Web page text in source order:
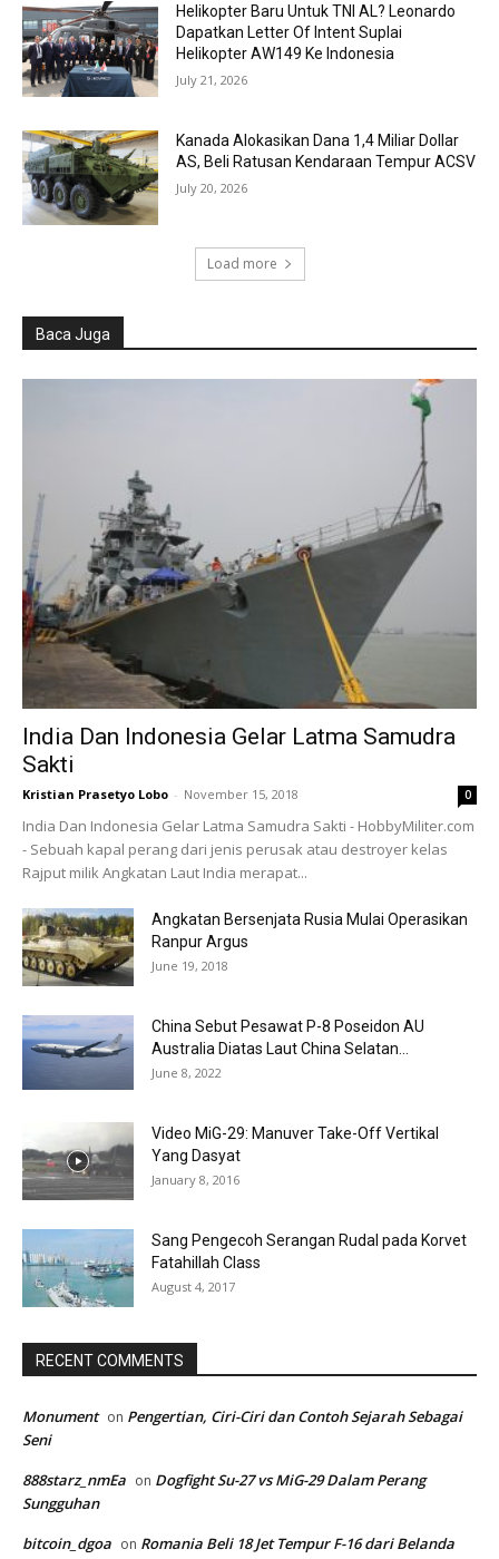
Helikopter Baru Untuk TNI AL? Leonardo
Dapatkan Letter Of Intent Suplai
Helikopter AW149 Ke Indonesia
July 21, 2026
Kanada Alokasikan Dana 1,4 Miliar Dollar
AS, Beli Ratusan Kendaraan Tempur ACSV
July 20, 2026
Load more
Baca Juga
India Dan Indonesia Gelar Latma Samudra
Sakti
Kristian Prasetyo Lobo - November 15, 2018 0
India Dan Indonesia Gelar Latma Samudra Sakti - HobbyMiliter.com
- Sebuah kapal perang dari jenis perusak atau destroyer kelas
Rajput milik Angkatan Laut India merapat...
Angkatan Bersenjata Rusia Mulai Operasikan
Ranpur Argus
June 19, 2018
China Sebut Pesawat P-8 Poseidon AU
Australia Diatas Laut China Selatan...
June 8, 2022
Video MiG-29: Manuver Take-Off Vertikal
Yang Dasyat
January 8, 2016
Sang Pengecoh Serangan Rudal pada Korvet
Fatahillah Class
August 4, 2017
RECENT COMMENTS
Monument on Pengertian, Ciri-Ciri dan Contoh Sejarah Sebagai
Seni
888starz_nmEa on Dogfight Su-27 vs MiG-29 Dalam Perang
Sungguhan
bitcoin_dgoa on Romania Beli 18 Jet Tempur F-16 dari Belanda